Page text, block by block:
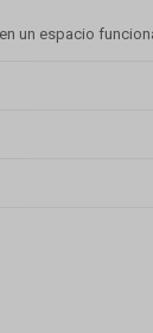
un espacio